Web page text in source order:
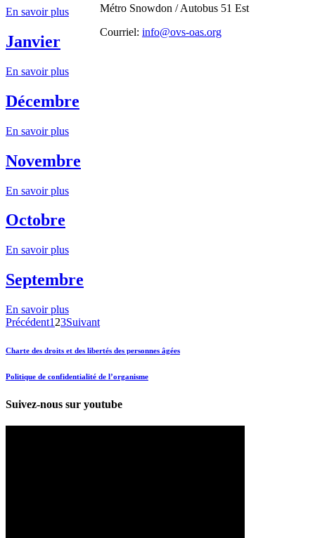
En savoir plus
Janvier
En savoir plus
Décembre
En savoir plus
Novembre
En savoir plus
Octobre
En savoir plus
Septembre
En savoir plus
Précédent1 23Suivant
Métro Snowdon / Autobus 51 Est
Courriel: info@ovs-oas.org
Charte des droits et des libertés des personnes âgées
Politique de confidentialité de l’organisme
Suivez-nous sur youtube